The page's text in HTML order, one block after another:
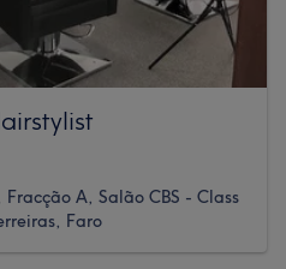
A, Salão CBS - Class
Faro